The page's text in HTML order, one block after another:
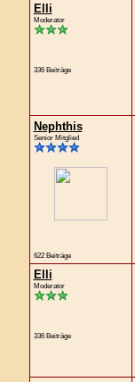
Elli
Moderator
336 Beiträge
Nephthis
Senior Mitglied
622 Beiträge
Elli
Moderator
336 Beiträge